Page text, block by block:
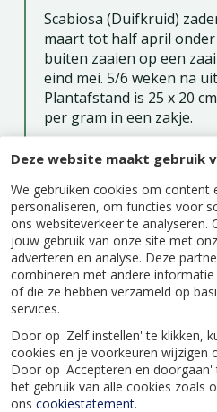
Deze website maakt gebruik
We gebruiken cookies om content
personaliseren, om functies voor
ons websiteverkeer te
jouw gebruik van onze site met
adverteren en analyse. Deze
combineren met andere
of die ze hebben verzameld op
services.
Door op 'Zelf instellen' te klikken,
cookies en je voorkeuren wijzigen
Door op 'Accepteren en
het gebruik van alle cookies zoals
ons cookiestatement.
Scabiosa (Duifkruid)
maart tot half april onder
buiten zaaien op een
eind mei. 5/6 weken na
Plantafstand is 25 x 20
per gram in een zakje.
Zaaien binnen:
Zaaien buiten: mei -
Bloeitijd: juli -
Eénjarig
Inhoud: ca. 0,6 gram
Specificaties